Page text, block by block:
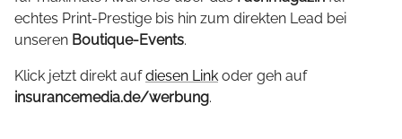
echtes Print-Prestige bis hin zum direkten Lead bei
unseren Boutique-Events.
Klick jetzt direkt aufdiesen Link oder geh auf
insurancemedia.de/werbung.